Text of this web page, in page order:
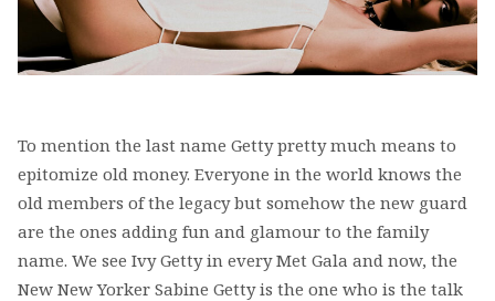
To mention the last name Getty pretty much means to
epitomize old money. Everyone in the world knows the
old members of the legacy but somehow the new guard
are the ones adding fun and glamour to the family
name. We see Ivy Getty in every Met Gala and now, the
New New Yorker Sabine Getty is the one who is the talk